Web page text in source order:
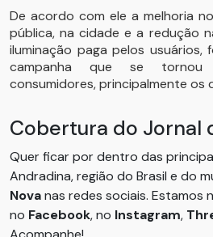
De acordo com ele a melhoria
pública, na cidade e a redução
iluminação paga pelos usuários,
campanha que se
consumidores, principalmente os
Cobertura do Jornal
Quer ficar por dentro das
Andradina, região do Brasil e do
Novanas redes sociais. Estamos
no Facebook, no Instagram,